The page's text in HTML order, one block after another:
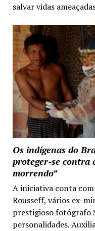
salvar vidas
Os indígenas do
proteger-se contra
morrendo”
A iniciativa conta
Rousseff, vários ex-
prestigioso fotógrafo
personalidades.